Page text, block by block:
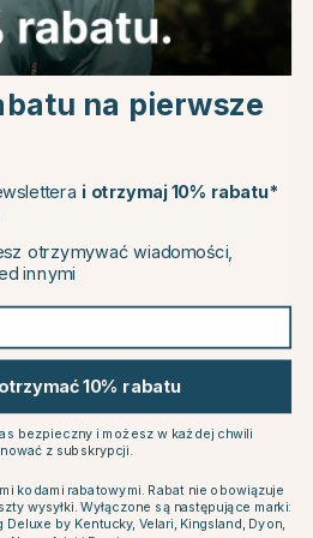
Aloe Vera Gel 250g
(3)
COUNTRY
to equinest.pl
na pierwsze
i otrzymaj 10% rabatu*
otrzymywać wiadomości,
innymi
10% rabatu
bezpieczny i możesz w każdej chwili
z subskrypcji.
kodami rabatowymi. Rabat nie obowiązuje
wysyłki. Wyłączone są następujące marki:
by Kentucky, Velari, Kingsland, Dyon,